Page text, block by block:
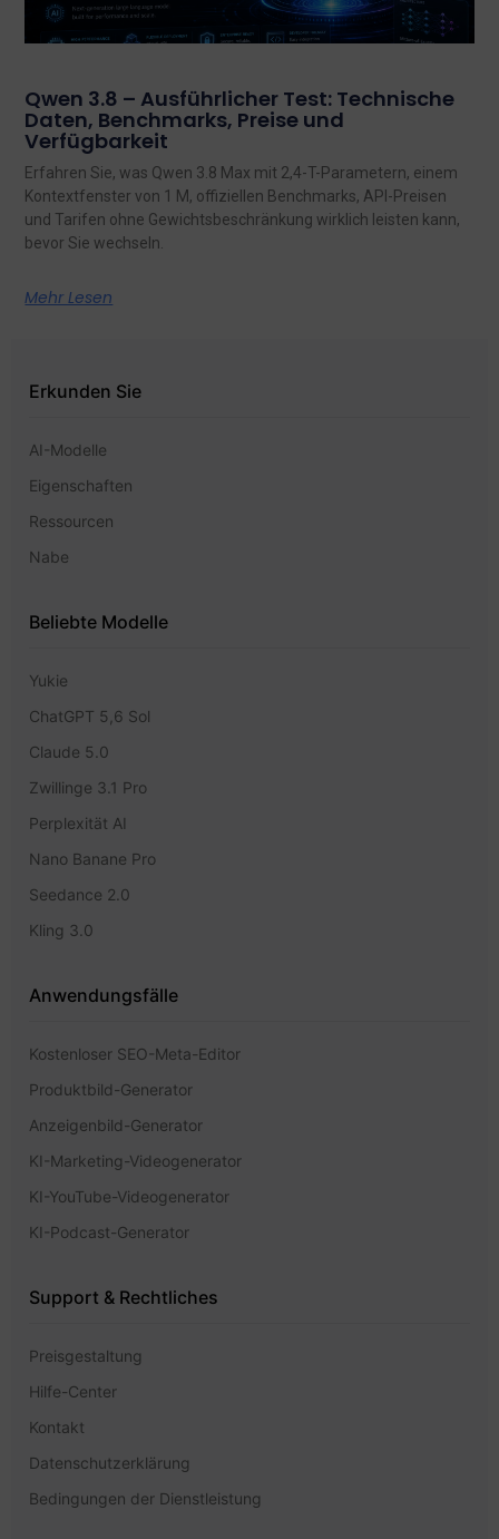
Qwen 3.8 – Ausführlicher Test: Technische
Daten, Benchmarks, Preise und
Verfügbarkeit
Erfahren Sie, was Qwen 3.8 Max mit 2,4-T-Parametern, einem
Kontextfenster von 1 M, offiziellen Benchmarks, API-Preisen
und Tarifen ohne Gewichtsbeschränkung wirklich leisten kann,
bevor Sie wechseln.
Mehr Lesen
Erkunden Sie
AI-Modelle
Eigenschaften
Ressourcen
Nabe
Beliebte Modelle
Yukie
ChatGPT 5,6 Sol
Claude 5.0
Zwillinge 3.1 Pro
Perplexität AI
Nano Banane Pro
Seedance 2.0
Kling 3.0
Anwendungsfälle
Kostenloser SEO-Meta-Editor
Produktbild-Generator
Anzeigenbild-Generator
KI-Marketing-Videogenerator
KI-YouTube-Videogenerator
KI-Podcast-Generator
Support & Rechtliches
Preisgestaltung
Hilfe-Center
Kontakt
Datenschutzerklärung
Bedingungen der Dienstleistung